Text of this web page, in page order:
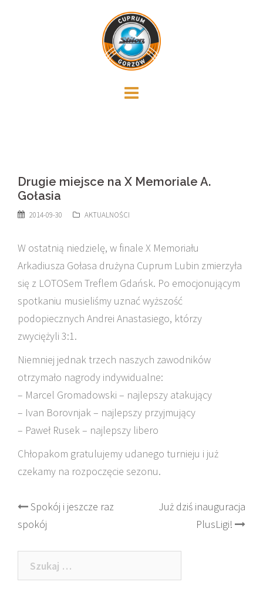
Drugie miejsce na X Memoriale A.
Gołasia
2014-09-30 AKTUALNOŚCI
W ostatnią niedzielę, w finale X Memoriału
Arkadiusza Gołasa drużyna Cuprum Lubin zmierzyła
się z LOTOSem Treflem Gdańsk. Po emocjonującym
spotkaniu musieliśmy uznać wyższość
podopiecznych Andrei Anastasiego, którzy
zwyciężyli 3:1.
Niemniej jednak trzech naszych zawodników
otrzymało nagrody indywidualne:
– Marcel Gromadowski – najlepszy atakujący
– Ivan Borovnjak – najlepszy przyjmujący
– Paweł Rusek – najlepszy libero
Chłopakom gratulujemy udanego turnieju i już
czekamy na rozpoczęcie sezonu.
Post
navigation
Spokój i jeszcze raz
spokój
Już dziś inauguracja
PlusLigi!
Szukaj: